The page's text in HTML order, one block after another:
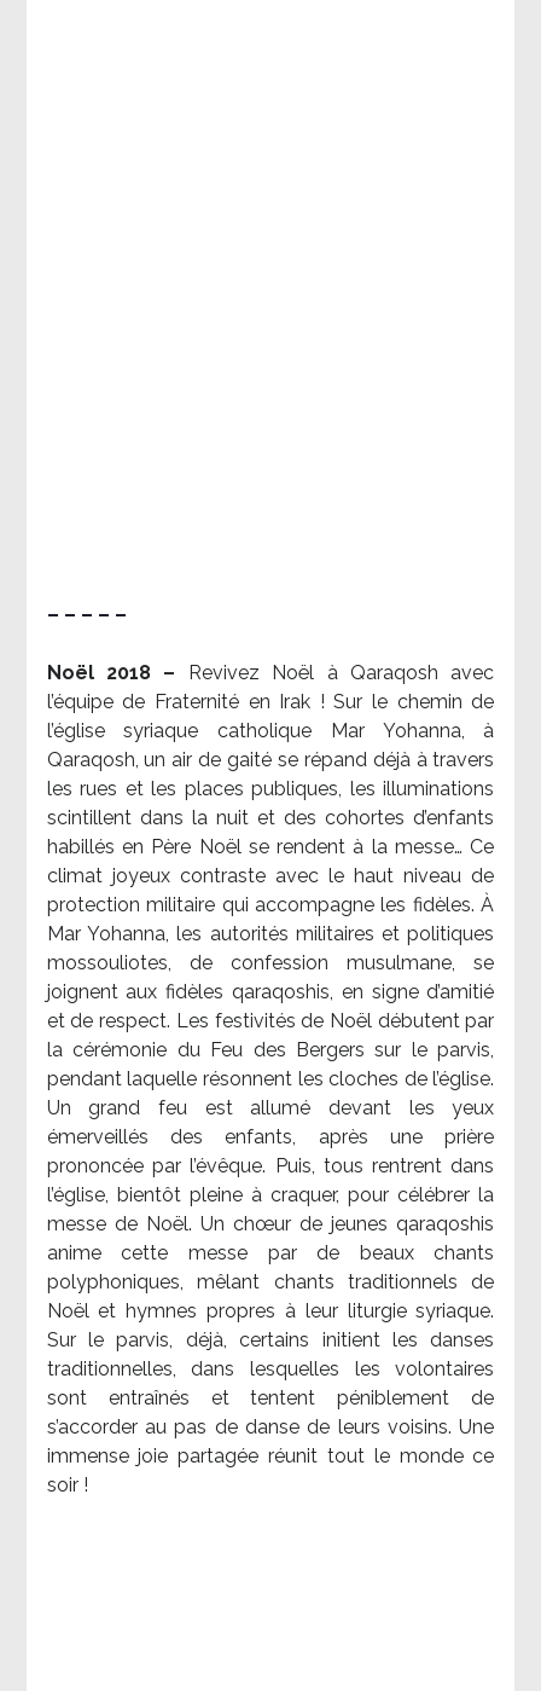
– – – – –
Noël 2018 –
Revivez Noël à Qaraqosh avec
l’équipe de Fraternité en Irak ! Sur le chemin de
l’église syriaque catholique Mar Yohanna, à
Qaraqosh, un air de gaité se répand déjà à travers
les rues et les places publiques, les illuminations
scintillent dans la nuit et des cohortes d’enfants
habillés en Père Noël se rendent à la messe… Ce
climat joyeux contraste avec le haut niveau de
protection militaire qui accompagne les fidèles. À
Mar Yohanna, les autorités militaires et politiques
mossouliotes, de confession musulmane, se
joignent aux fidèles qaraqoshis, en signe d’amitié
et de respect. Les festivités de Noël débutent par
la cérémonie du Feu des Bergers sur le parvis,
pendant laquelle résonnent les cloches de l’église.
Un grand feu est allumé devant les yeux
émerveillés des enfants, après une prière
prononcée par l’évêque. Puis, tous rentrent dans
l’église, bientôt pleine à craquer, pour célébrer la
messe de Noël. Un chœur de jeunes qaraqoshis
anime cette messe par de beaux chants
polyphoniques, mêlant chants traditionnels de
Noël et hymnes propres à leur liturgie syriaque.
Sur le parvis, déjà, certains initient les danses
traditionnelles, dans lesquelles les volontaires
sont entraînés et tentent péniblement de
s’accorder au pas de danse de leurs voisins. Une
immense joie partagée réunit tout le monde ce
soir !